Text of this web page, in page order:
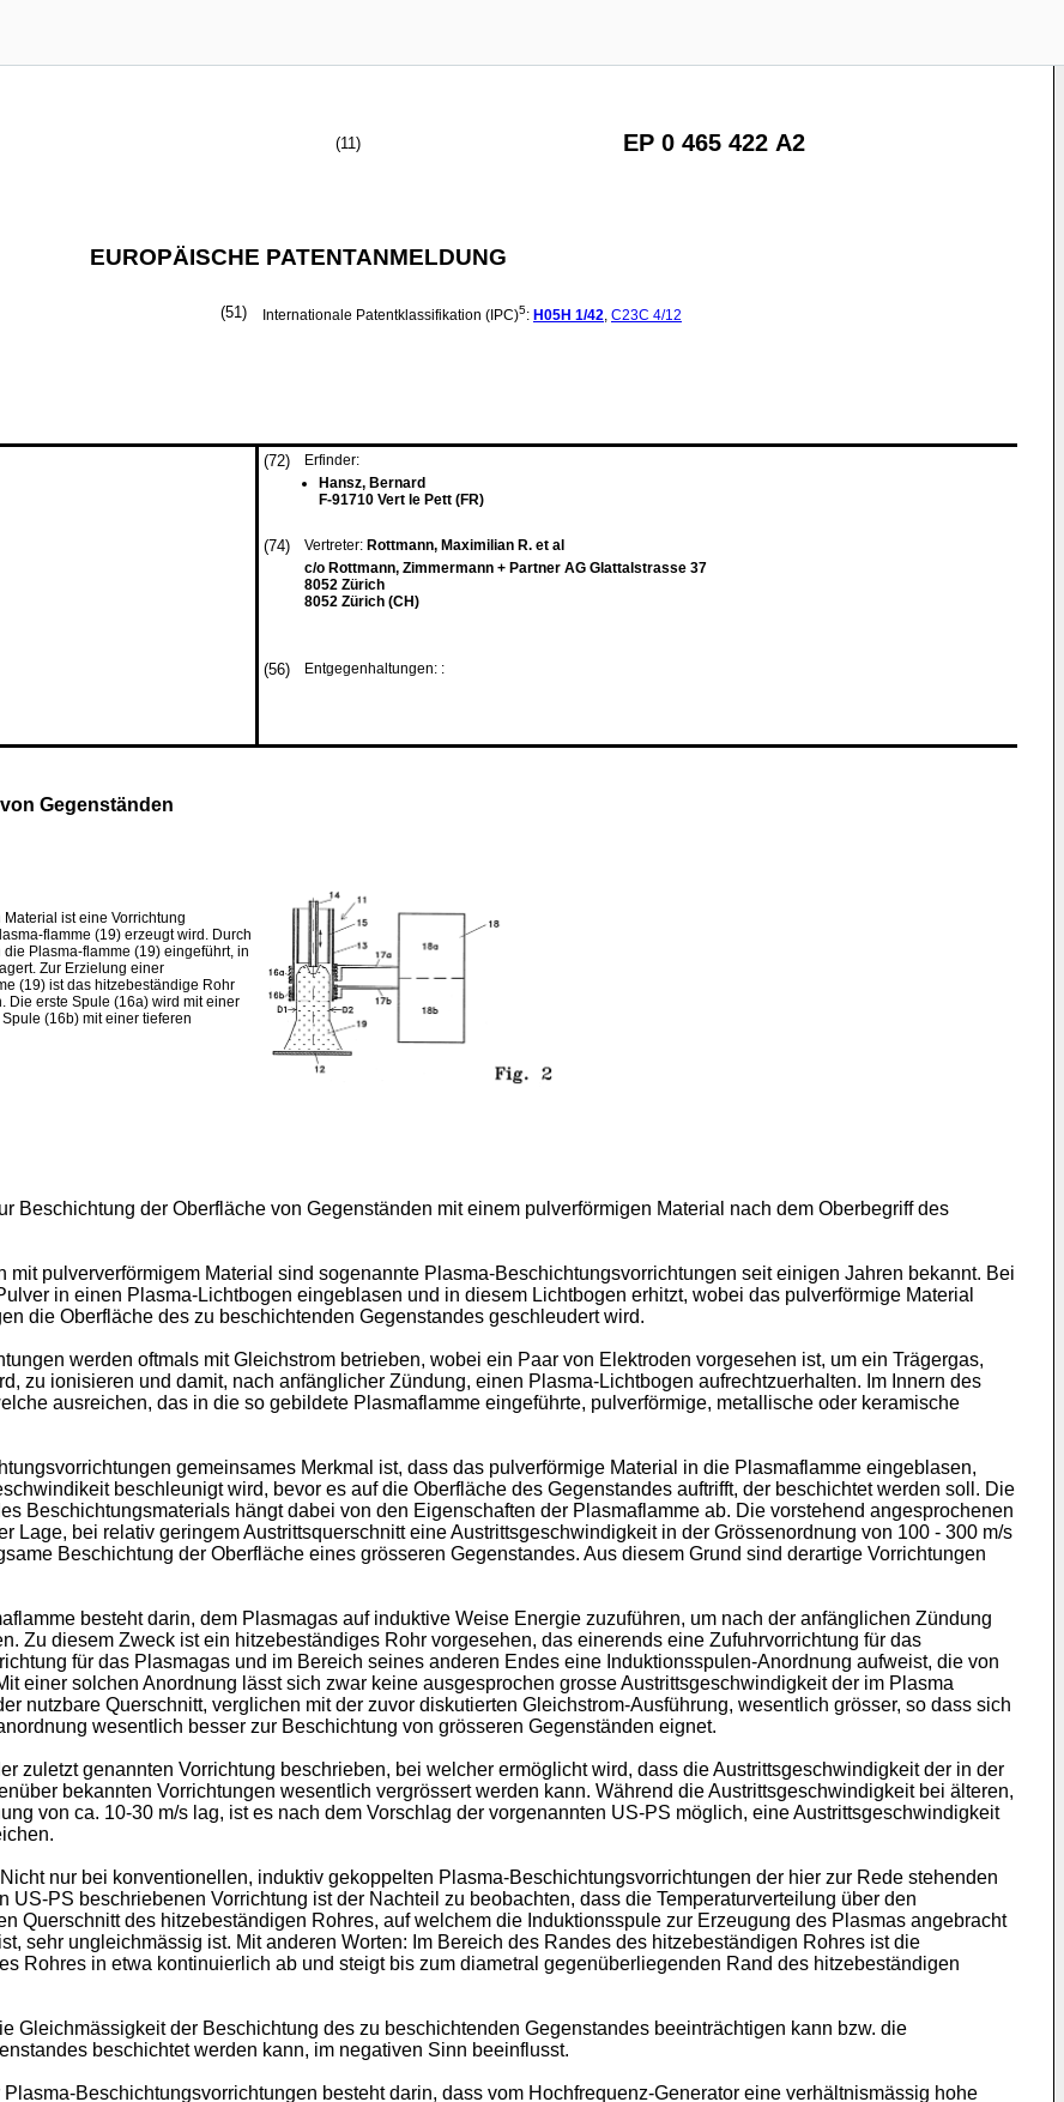
(11) EP 0 465 422 A2
EUROPÄISCHE PATENTANMELDUNG
(51) Internationale Patentklassifikation (IPC)5: H05H 1/42, C23C 4/12
(72)
Erfinder:
Hansz, Bernard
F-91710 Vert le Pett (FR)
(74) Vertreter: Rottmann, Maximilian R. et al
c/o Rottmann, Zimmermann + Partner AG Glattalstrasse 37
8052 Zürich
8052 Zürich (CH)
(56) Entgegenhaltungen: :
Gegenständen
ist eine Vorrichtung
flamme (19) erzeugt wird. Durch
Plasma-flamme (19) eingeführt, in
Zur Erzielung einer
(19) ist das hitzebeständige Rohr
Die erste Spule (16a) wird mit einer
(16b) mit einer tieferen
Beschichtung der Oberfläche von Gegenständen mit einem pulverförmigen Material nach dem Oberbegriff des
pulververförmigem Material sind sogenannte Plasma-Beschichtungsvorrichtungen seit einigen Jahren bekannt. Bei
in einen Plasma-Lichtbogen eingeblasen und in diesem Lichtbogen erhitzt, wobei das pulverförmige Material
die Oberfläche des zu beschichtenden Gegenstandes geschleudert wird.
werden oftmals mit Gleichstrom betrieben, wobei ein Paar von Elektroden vorgesehen ist, um ein Trägergas,
zu ionisieren und damit, nach anfänglicher Zündung, einen Plasma-Lichtbogen aufrechtzuerhalten. Im Innern des
ausreichen, das in die so gebildete Plasmaflamme eingeführte, pulverförmige, metallische oder keramische
gemeinsames Merkmal ist, dass das pulverförmige Material in die Plasmaflamme eingeblasen,
beschleunigt wird, bevor es auf die Oberfläche des Gegenstandes auftrifft, der beschichtet werden soll. Die
Beschichtungsmaterials hängt dabei von den Eigenschaften der Plasmaflamme ab. Die vorstehend angesprochenen
Lage, bei relativ geringem Austrittsquerschnitt eine Austrittsgeschwindigkeit in der Grössenordnung von 100 - 300 m/s
Beschichtung der Oberfläche eines grösseren Gegenstandes. Aus diesem Grund sind derartige Vorrichtungen
besteht darin, dem Plasmagas auf induktive Weise Energie zuzuführen, um nach der anfänglichen Zündung
Zu diesem Zweck ist ein hitzebeständiges Rohr vorgesehen, das einerends eine Zufuhrvorrichtung für das
für das Plasmagas und im Bereich seines anderen Endes eine Induktionsspulen-Anordnung aufweist, die von
einer solchen Anordnung lässt sich zwar keine ausgesprochen grosse Austrittsgeschwindigkeit der im Plasma
nutzbare Querschnitt, verglichen mit der zuvor diskutierten Gleichstrom-Ausführung, wesentlich grösser, so dass sich
wesentlich besser zur Beschichtung von grösseren Gegenständen eignet.
zuletzt genannten Vorrichtung beschrieben, bei welcher ermöglicht wird, dass die Austrittsgeschwindigkeit der in der
bekannten Vorrichtungen wesentlich vergrössert werden kann. Während die Austrittsgeschwindigkeit bei älteren,
von ca. 10-30 m/s lag, ist es nach dem Vorschlag der vorgenannten US-PS möglich, eine Austrittsgeschwindigkeit
nur bei konventionellen, induktiv gekoppelten Plasma-Beschichtungsvorrichtungen der hier zur Rede stehenden
PS beschriebenen Vorrichtung ist der Nachteil zu beobachten, dass die Temperaturverteilung über den
Querschnitt des hitzebeständigen Rohres, auf welchem die Induktionsspule zur Erzeugung des Plasmas angebracht
sehr ungleichmässig ist. Mit anderen Worten: Im Bereich des Randes des hitzebeständigen Rohres ist die
Rohres in etwa kontinuierlich ab und steigt bis zum diametral gegenüberliegenden Rand des hitzebeständigen
Gleichmässigkeit der Beschichtung des zu beschichtenden Gegenstandes beeinträchtigen kann bzw. die
beschichtet werden kann, im negativen Sinn beeinflusst.
Beschichtungsvorrichtungen besteht darin, dass vom Hochfrequenz-Generator eine verhältnismässig hohe